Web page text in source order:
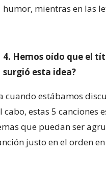
humor, mientras en las
4. Hemos oído que el
surgió esta idea?
cuando estábamos
estas 5
que puedan ser
justo en el orden